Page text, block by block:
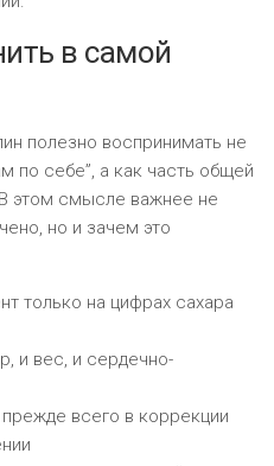
в самой
полезно воспринимать не
по себе”, а как часть общей
В этом смысле важнее не
но и зачем это
только на цифрах сахара
и вес, и сердечно-
всего в коррекции